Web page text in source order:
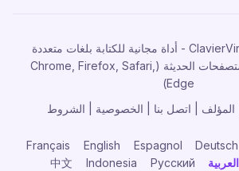
متوافق مع جميع المتصفحات الحديثة (Chrome, Firefox, Safari,
Edge)
المؤلف اتصل بنا الخصوصية الشروط
Français English Espagnol Deutsch
العربية 中文 Indonesia Русский